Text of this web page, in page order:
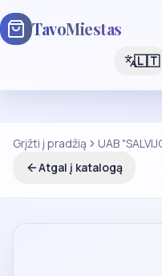
TavoMiestas
🇱🇹
Grįžti į pradžią
UAB
Atgal į katalogą